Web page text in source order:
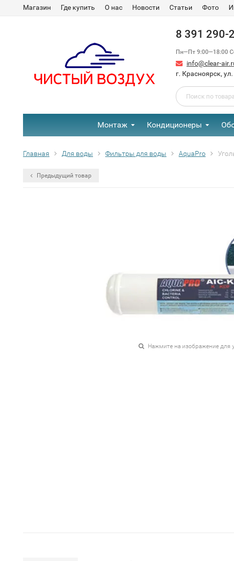
Магазин Где купить О нас Новости Статьи Фото
8 391 290-
Пн—Пт 9:00—18:00
info@clear-
г. Красноярск,
Монтаж Кондиционеры
Главная Для воды Фильтры для воды AquaPro
Предыдущий товар
Нажмите на изображение для